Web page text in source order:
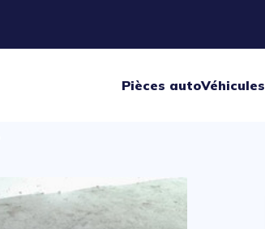
Pièces autoVéhicules